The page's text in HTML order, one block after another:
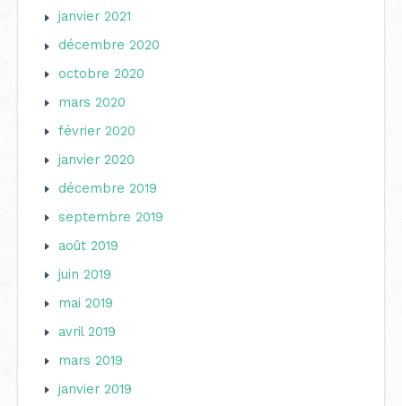
janvier 2021
décembre 2020
octobre 2020
mars 2020
février 2020
janvier 2020
décembre 2019
septembre 2019
août 2019
juin 2019
mai 2019
avril 2019
mars 2019
janvier 2019